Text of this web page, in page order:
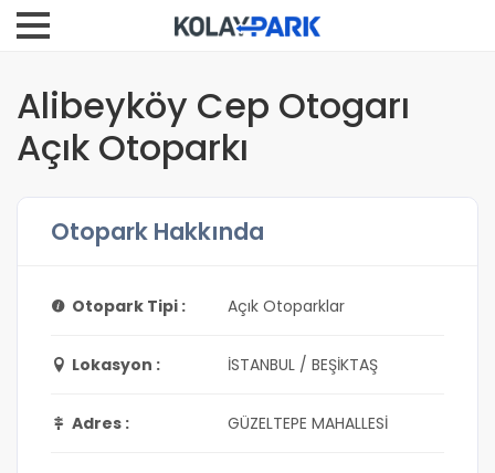
Alibeyköy Cep Otogarı
Açık Otoparkı
Otopark Hakkında
Otopark Tipi : Açık Otoparklar
Lokasyon : İSTANBUL / BEŞİKTAŞ
Adres : GÜZELTEPE MAHALLESİ